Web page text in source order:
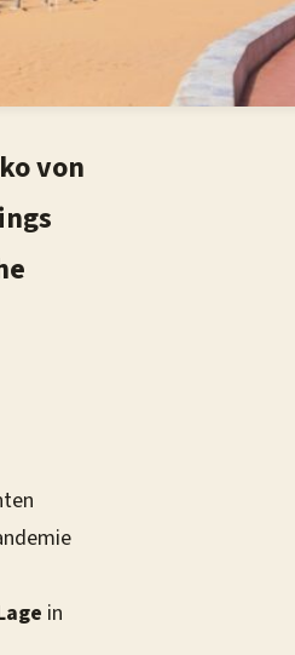
von
in